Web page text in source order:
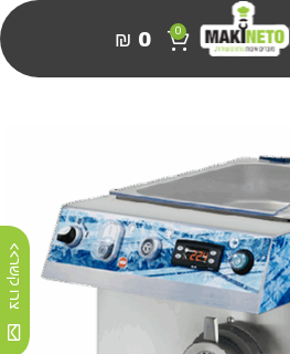
0
₪ 0
צרו קשר>>